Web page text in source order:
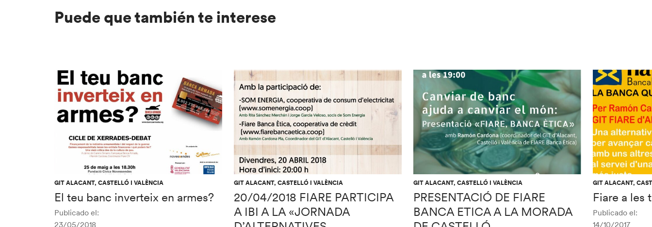
Puede que también te interese
GIT ALACANT, CASTELLÓ I VALÈNCIA
El teu banc inverteix en armes?
Publicado el:
23/05/2018
GIT ALACANT, CASTELLÓ I VALÈNCIA
20/04/2018 FIARE PARTICIPA
A IBI A LA «JORNADA
GIT ALACANT, CASTELLÓ I VALÈNCIA
PRESENTACIÓ DE FIARE
BANCA ETICA A LA MORADA
GIT ALACANT,
Fiare a les
Publicado el:
14/10/2017